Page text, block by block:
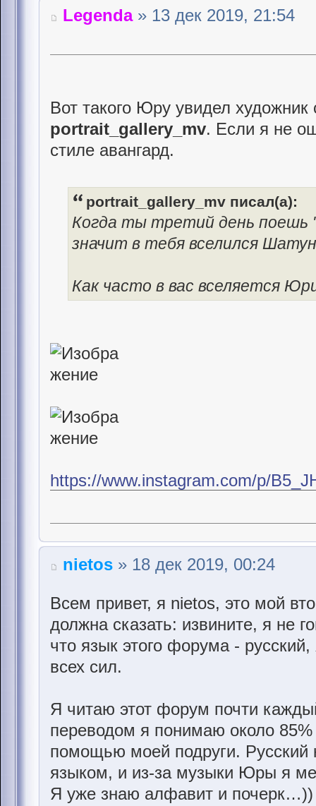
Legenda» 13 дек 2019, 21:54
Вот такого Юру увидел
portrait_gallery_mv. Если я не
стиле авангард.
portrait_gallery_mv писал(а):
Когда ты третий день поешь
значит в тебя вселился
Как часто в вас вселяется
https://www.instagram.com/p/
nietos » 18 дек 2019, 00:24
Всем привет, я nietos, это мой
должна сказать: извините, я не
что язык этого форума -
всех сил.
Я читаю этот форум почти
переводом я понимаю около 85%
помощью моей подруги. Русский
языком, и из-за музыки Юры я
Я уже знаю алфавит и почерк…))